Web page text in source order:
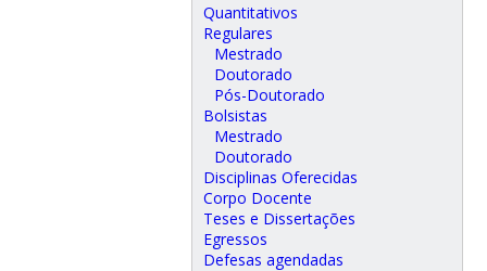
Quantitativos
Regulares
Mestrado
Doutorado
Pós-Doutorado
Bolsistas
Mestrado
Doutorado
Disciplinas Oferecidas
Corpo Docente
Teses e Dissertações
Egressos
Defesas agendadas